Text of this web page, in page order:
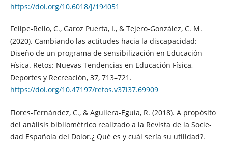
https://doi.org/10.6018/j/194051
Felipe-Rello, C., Garoz Puerta, I., & Tejero-González, C. M.
(2020). Cambiando las actitudes hacia la discapacidad:
Diseño de un programa de sensibilización en Educación
Física. Retos: Nuevas Tendencias en Educación Física,
Deportes y Recreación, 37, 713–721.
https://doi.org/10.47197/retos.v37i37.69909
Flores-Fernández, C., & Aguilera-Eguía, R. (2018). A propósito
del análisis bibliométrico realizado a la Revista de la Socie-
dad Española del Dolor.¿ Qué es y cuál sería su utilidad?.